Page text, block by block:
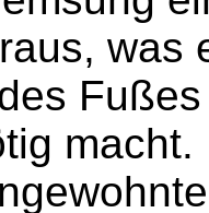
was